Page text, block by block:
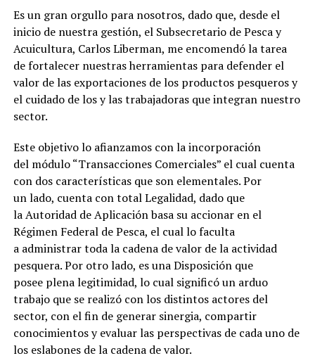
Es un gran orgullo para nosotros, dado que, desde el
inicio de nuestra gestión, el Subsecretario de Pesca y
Acuicultura, Carlos Liberman, me encomendó la tarea
de fortalecer nuestras herramientas para defender el
valor de las exportaciones de los productos pesqueros y
el cuidado de los y las trabajadoras que integran nuestro
sector.
Este objetivo lo afianzamos con la incorporación
del módulo “Transacciones Comerciales” el cual cuenta
con dos características que son elementales. Por
un lado, cuenta con total Legalidad, dado que
la Autoridad de Aplicación basa su accionar en el
Régimen Federal de Pesca, el cual lo faculta
a administrar toda la cadena de valor de la actividad
pesquera. Por otro lado, es una Disposición que
posee plena legitimidad, lo cual significó un arduo
trabajo que se realizó con los distintos actores del
sector, con el fin de generar sinergia, compartir
conocimientos y evaluar las perspectivas de cada uno de
los eslabones de la cadena de valor.